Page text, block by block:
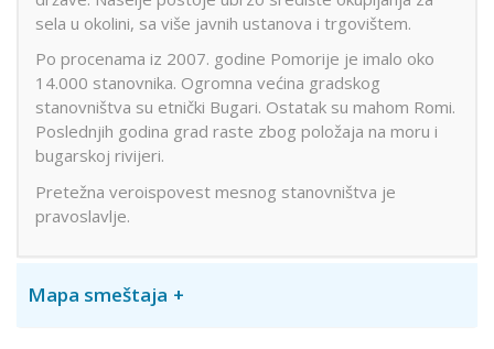
sela u okolini, sa više javnih ustanova i trgovištem.
Po procenama iz 2007. godine Pomorije je imalo oko
14.000 stanovnika. Ogromna većina gradskog
stanovništva su etnički Bugari. Ostatak su mahom Romi.
Poslednjih godina grad raste zbog položaja na moru i
bugarskoj rivijeri.
Pretežna veroispovest mesnog stanovništva je
pravoslavlje.
Mapa smeštaja